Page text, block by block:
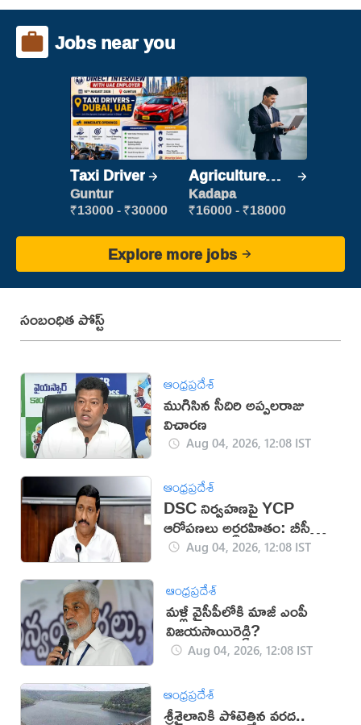
Jobs near you
Taxi Driver
Guntur
₹13000 - ₹30000
Agriculture
Labour
Kadapa
₹16000 - ₹18000
Explore more jobs
సంబంధిత పోస్ట్
ఆంధ్రప్రదేశ్
ముగిసిన సీదిరి అప్పలరాజు
విచారణ
Aug 04, 2026, 12:08 IST
ఆంధ్రప్రదేశ్
DSC నిర్వహణపై YCP
ఆరోపణలు అర్థరహితం: బీసీ
జనార్దన్‌రెడ్డి
Aug 04, 2026, 12:08 IST
ఆంధ్రప్రదేశ్
మళ్లీ వైసీపీలోకి మాజీ ఎంపీ
విజయసాయిరెడ్డి?
Aug 04, 2026, 12:08 IST
ఆంధ్రప్రదేశ్
శ్రీశైలానికి పోటెత్తిన వరద..